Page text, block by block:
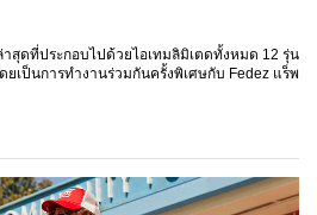
สุดที่ประกอบไปด้วยไอเทมลิมิเตดทั้งหมด 12 รุ่น
เป็นการทำงานร่วมกันครั้งพิเศษกับ Fedez แร็พ